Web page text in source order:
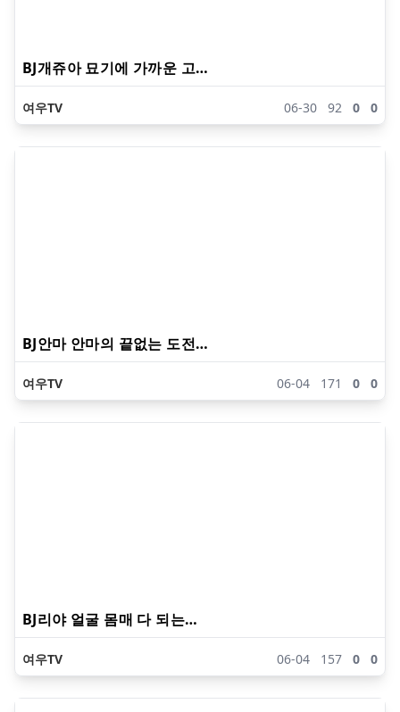
BJ개쥬아 묘기에 가까운 고…
여우TV 06-30 92 0 0
BJ안마 안마의 끝없는 도전…
여우TV 06-04 171 0 0
BJ리야 얼굴 몸매 다 되는…
여우TV 06-04 157 0 0